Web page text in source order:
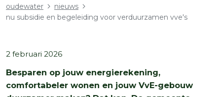
Kruimelpad
oudewater
nieuws
nu subsidie en begeleiding voor verduurzamen vve's
2 februari 2026
Besparen op jouw energierekening,
comfortabeler wonen en jouw VvE-gebouw